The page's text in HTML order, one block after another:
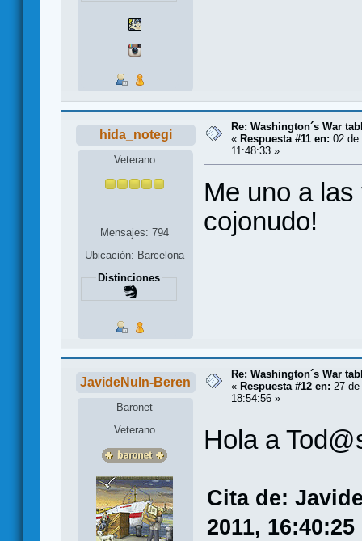
hida_notegi
Veterano
Mensajes: 794
Ubicación: Barcelona
Distinciones
Re: Washington´s War
« Respuesta #11 en: 02 de
11:48:33 »
Me uno a
cojonudo!
JavideNuln-Beren
Baronet
Veterano
Re: Washington´s War
« Respuesta #12 en: 27
18:54:56 »
Hola a
Cita de:
2011, 16:40:25